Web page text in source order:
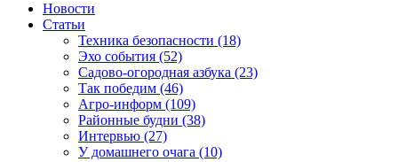
Новости
Статьи
Техника безопасности (18)
Эхо события (52)
Садово-огородная азбука (23)
Так победим (46)
Агро-информ (109)
Районные будни (38)
Интервью (27)
У домашнего очага (10)